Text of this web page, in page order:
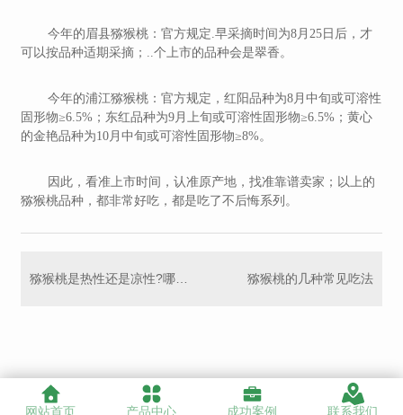
今年的眉县猕猴桃：官方规定.早采摘时间为8月25日后，才
可以按品种适期采摘；..个上市的品种会是翠香。
今年的浦江猕猴桃：官方规定，红阳品种为8月中旬或可溶性
固形物≥6.5%；东红品种为9月上旬或可溶性固形物≥6.5%；黄心
的金艳品种为10月中旬或可溶性固形物≥8%。
因此，看准上市时间，认准原产地，找准靠谱卖家；以上的
猕猴桃品种，都非常好吃，都是吃了不后悔系列。
猕猴桃的几种常见吃法
网站首页 产品中心 成功案例 联系我们